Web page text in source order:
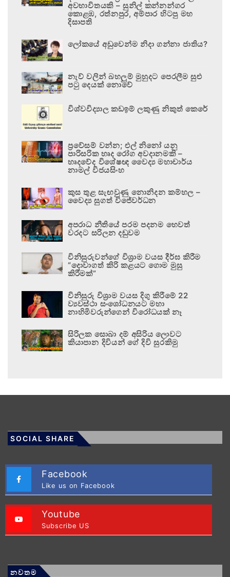
අවභාවිතයකි – සුනිල් කන්නන්ගර
කොළඹ, රත්නපුර, අම්පාර හිටපු මහ
දිසාපති
ලෝකයේ අඩුවෙන්ම නිදා ගන්නා ජාතිය?
නැව් වලින් බහලුම් මුහුදට පෙරලීම සුළු
පටු දෙයක් නොවේ
විශ්වවිද්‍යාල කඩඉම් ලකුණු නිකුත් කෙරේ
ප්‍රවේසම් වන්න; එල් නිනෝ යනු
පාරිසරික හෘද රෝග අවදානමකි –
හෘදවේද විශේෂඥ වෛද්‍ය මහාචාර්ය
නාමල් විජයසිංහ
කුස තුළ සැඟවුණු නොනිදන කම්හල –
වෛද්‍ය සුගත් විජේවර්ධන
අපරාධ නීතියේ පරම පදනම හෙවත්
වරදට සරිලන දඬුවම
විනිසුරුවන්ගේ විශ්‍රාම වයස දීර්ඝ කිරීම
“දොවාගත් කිරි කළයට ගොම මුසු
කිරීමක්”
විනිසුරු විශ්‍රාම වයස දිගු කිරීමේ 22
ව්‍යවස්ථා සංශෝධනයට මහා
නාහිමිවරුන්ගෙන් විරෝධයක් නෑ
සිරිලක සොබා දම් අසිරිය ලොවට
කියාපාන දිවියන් ගේ දිවි සුරකිමු
SOCIAL SHARE
Facebook
Like us on Facebook
Youtube
Subscribe US
නවතම